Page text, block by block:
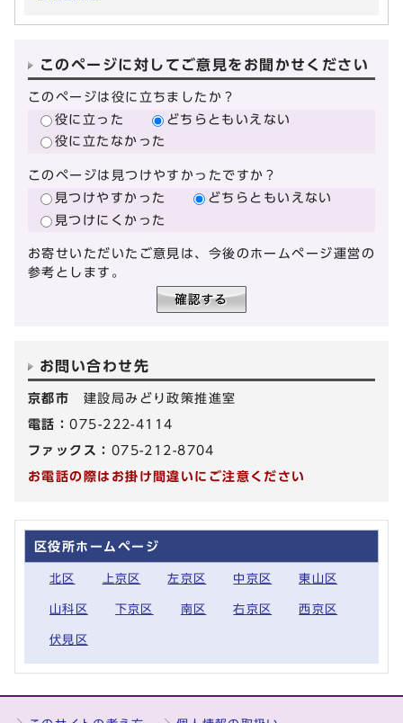
このページに対してご意見をお聞かせください
このページは役に立ちましたか？
役に立った
どちらともいえない
役に立たなかった
このページは見つけやすかったですか？
見つけやすかった
どちらともいえない
見つけにくかった
お寄せいただいたご意見は、今後のホームページ運営の
参考とします。
お問い合わせ先
京都市 建設局みどり政策推進室
電話：075-222-4114
ファックス： 075-212-8704
お電話の際はお掛け間違いにご注意ください
区役所ホームページ
北区 上京区 左京区 中京区 東山区
山科区 下京区 南区 右京区 西京区
伏見区